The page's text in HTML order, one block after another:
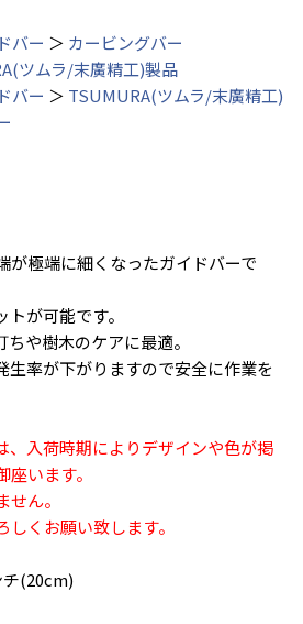
バー ＞ カービングバー
ツムラ/末廣精工)製品
バー ＞ TSUMURA(ツムラ/末廣精工)
が極端に細くなったガイドバーで
が可能です。
や樹木のケアに最適。
生率が下がりますので安全に作業を
入荷時期によりデザインや色が掲
います。
ん。
くお願い致します。
(20cm)